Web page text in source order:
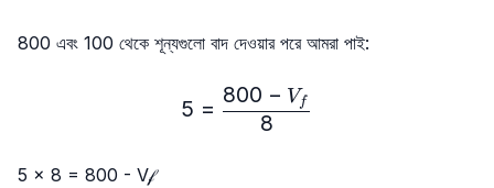
800 এবং 100 থেকে শূন্যগুলো বাদ দেওয়ার পরে আমরা পাই:
5=\frac{800-V_f}{8}
5 =
8
800 − Vf
5 × 8 = 800 - V𝒻